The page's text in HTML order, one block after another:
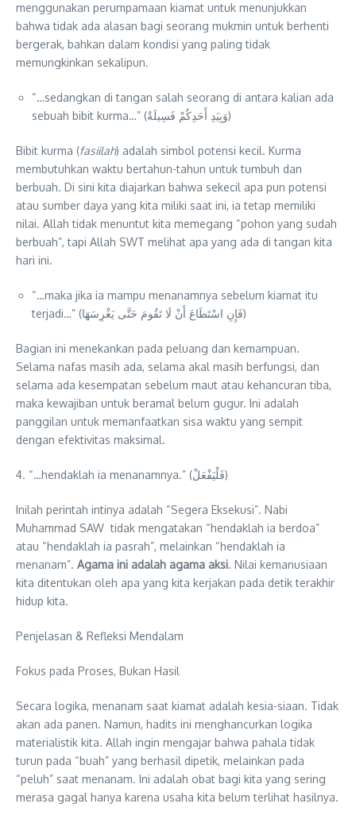
menggunakan perumpamaan kiamat untuk menunjukkan
bahwa tidak ada alasan bagi seorang mukmin untuk berhenti
bergerak, bahkan dalam kondisi yang paling tidak
memungkinkan sekalipun.
“…sedangkan di tangan salah seorang di antara kalian ada
sebuah bibit kurma…” (وَبِيَدِ أَحَدِكُمْ فَسِيلَةٌ)
Bibit kurma (fasiilah) adalah simbol potensi kecil. Kurma
membutuhkan waktu bertahun-tahun untuk tumbuh dan
berbuah. Di sini kita diajarkan bahwa sekecil apa pun potensi
atau sumber daya yang kita miliki saat ini, ia tetap memiliki
nilai. Allah tidak menuntut kita memegang “pohon yang sudah
berbuah”, tapi Allah SWT melihat apa yang ada di tangan kita
hari ini.
“…maka jika ia mampu menanamnya sebelum kiamat itu
terjadi…” (فَإِنِ اسْتَطَاعَ أَنْ لَا تَقُومَ حَتَّى يَغْرِسَهَا)
Bagian ini menekankan pada peluang dan kemampuan.
Selama nafas masih ada, selama akal masih berfungsi, dan
selama ada kesempatan sebelum maut atau kehancuran tiba,
maka kewajiban untuk beramal belum gugur. Ini adalah
panggilan untuk memanfaatkan sisa waktu yang sempit
dengan efektivitas maksimal.
4. “…hendaklah ia menanamnya.” (فَلْيَفْعَلْ)
Inilah perintah intinya adalah “Segera Eksekusi”. Nabi
Muhammad SAW tidak mengatakan “hendaklah ia berdoa”
atau “hendaklah ia pasrah”, melainkan “hendaklah ia
menanam”. Agama ini adalah agama aksi. Nilai kemanusiaan
kita ditentukan oleh apa yang kita kerjakan pada detik terakhir
hidup kita.
Penjelasan & Refleksi Mendalam
Fokus pada Proses, Bukan Hasil
Secara logika, menanam saat kiamat adalah kesia-siaan. Tidak
akan ada panen. Namun, hadits ini menghancurkan logika
materialistik kita. Allah ingin mengajar bahwa pahala tidak
turun pada “buah” yang berhasil dipetik, melainkan pada
“peluh” saat menanam. Ini adalah obat bagi kita yang sering
merasa gagal hanya karena usaha kita belum terlihat hasilnya.